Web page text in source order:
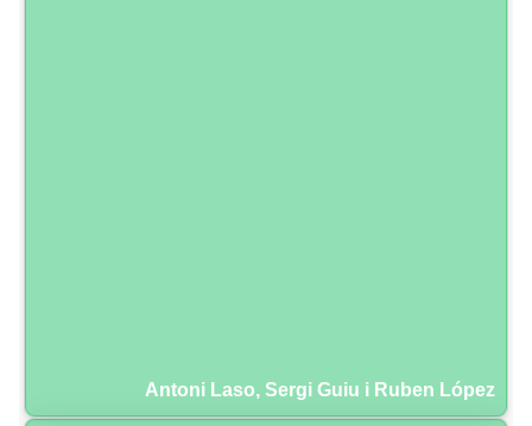
Antoni Laso, Sergi Guiu i Ruben López